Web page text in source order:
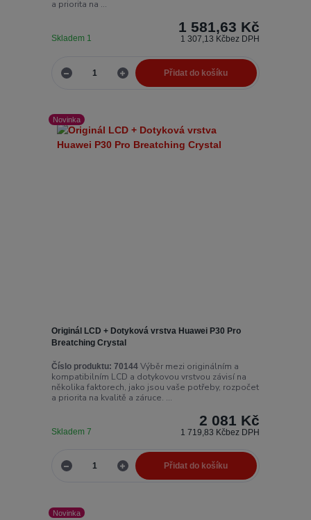
a priorita na ...
1 581,63 Kč
1 307,13 Kčbez DPH
Skladem 1
Přidat do košíku
Novinka
Originál LCD + Dotyková vrstva Huawei P30 Pro
Breatching Crystal
Číslo produktu: 70144Výběr mezi originálním a
kompatibilním LCD a dotykovou vrstvou závisí na
několika faktorech, jako jsou vaše potřeby, rozpočet
a priorita na kvalitě a záruce. ...
2 081 Kč
1 719,83 Kčbez DPH
Skladem 7
Přidat do košíku
Novinka